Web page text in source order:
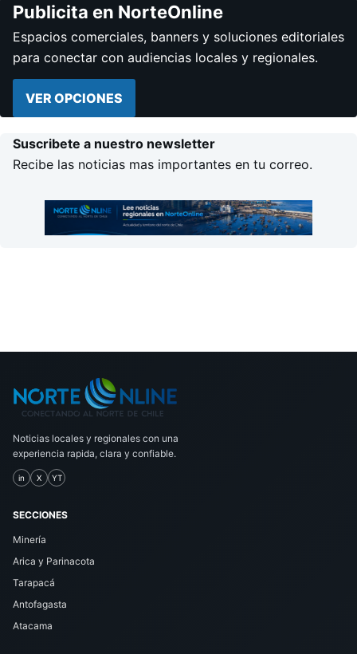
Publicita en NorteOnline
Espacios comerciales, banners y soluciones editoriales
para conectar con audiencias locales y regionales.
VER OPCIONES
Suscribete a nuestro newsletter
Recibe las noticias mas importantes en tu correo.
Noticias locales y regionales con una
experiencia rapida, clara y confiable.
in X YT
SECCIONES
Minería
Arica y Parinacota
Tarapacá
Antofagasta
Atacama